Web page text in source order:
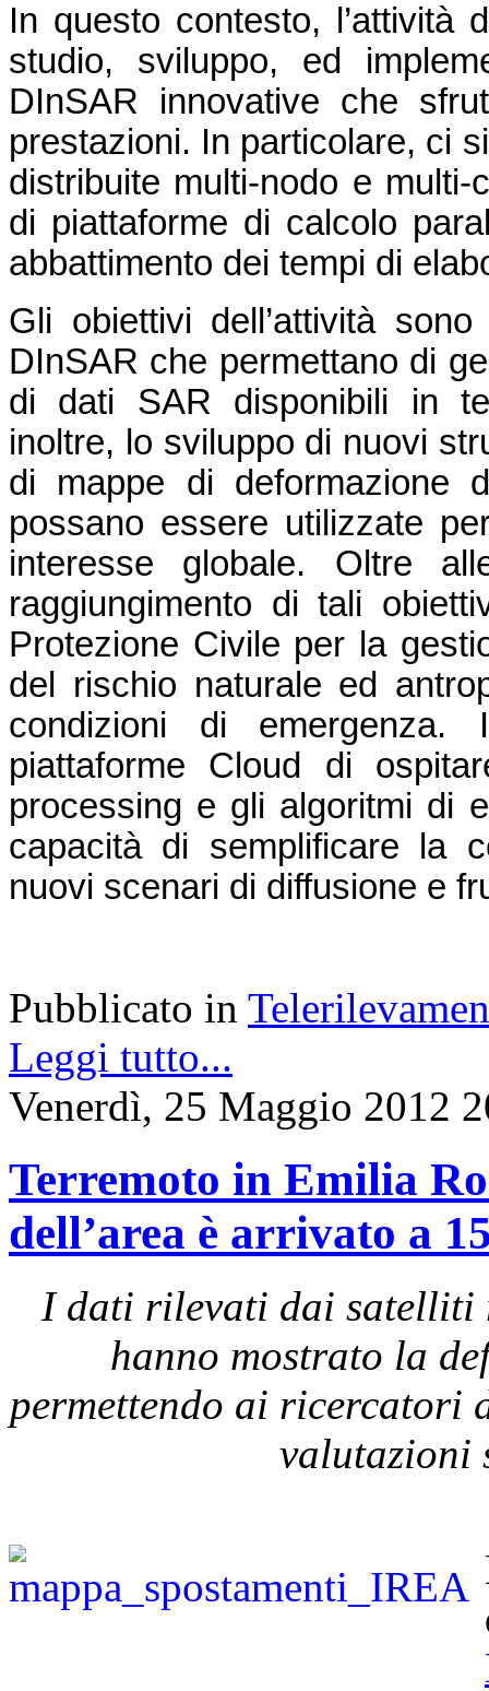
In questo contesto, l’attività
studio, sviluppo, ed
DInSAR innovative che
prestazioni. In particolare, ci
distribuite multi-nodo e
di piattaforme di calcolo
abbattimento dei tempi di
Gli obiettivi dell’attività
DInSAR che permettano di
di dati SAR disponibili in
inoltre, lo sviluppo di nuovi
di mappe di deformazione
possano essere utilizzate
interesse globale. Oltre
raggiungimento di tali
Protezione Civile per la
del rischio naturale ed
condizioni di emergenza.
piattaforme Cloud di
processing e gli algoritmi di
capacità di semplificare la
nuovi scenari di diffusione e
Pubblicato in
Leggi tutto...
Venerdì, 25 Maggio 2012
Terremoto in Emilia
dell’area è arrivato a
I dati rilevati dai satelliti
hanno mostrato la
permettendo ai ricercatori
valutazioni